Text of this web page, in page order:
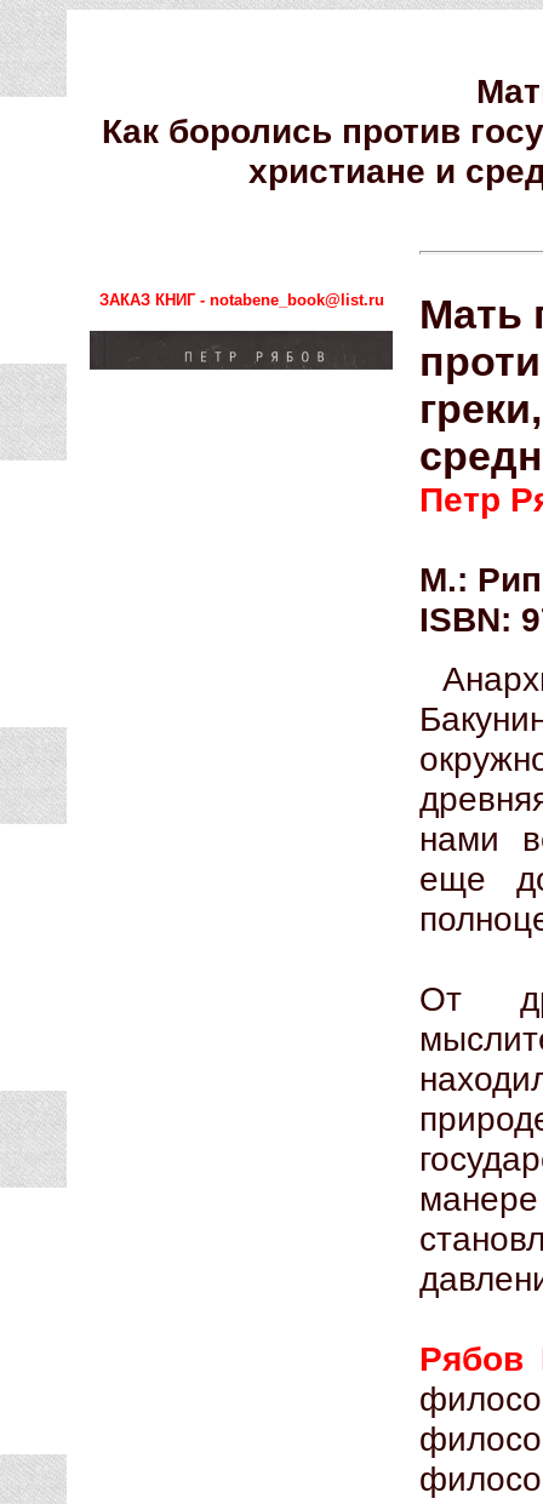
Как боролись против
христиане и
ЗАКАЗ КНИГ - notabene_book@list.ru
Мать
Петр
М.:
ISBN:
нами
еще
От
Рябов